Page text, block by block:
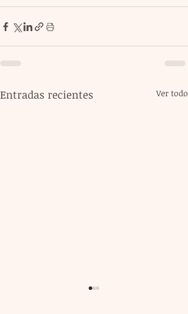
Entradas recientes Ver todo